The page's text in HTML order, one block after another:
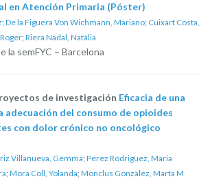
en Atención Primaria (Póster)
; De la Figuera Von Wichmann, Mariano; Cuixart Costa,
; Riera Nadal, Natàlia
la semFYC – Barcelona
de investigación Eficacia de una
adecuación del consumo de opioides
con dolor crónico no oncológico
Villanueva, Gemma; Perez Rodriguez, Maria
; Mora Coll, Yolanda; Monclus Gonzalez, Marta M